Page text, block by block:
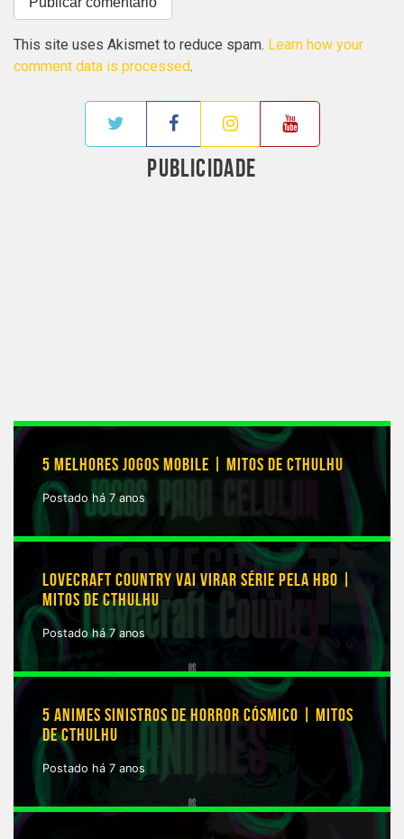
This site uses Akismet to reduce spam. Learn how your
comment data is processed.
PUBLICIDADE
5 MELHORES JOGOS MOBILE | MITOS DE CTHULHU
Postado há 7 anos
LOVECRAFT COUNTRY VAI VIRAR SÉRIE PELA HBO |
MITOS DE CTHULHU
Postado há 7 anos
5 ANIMES SINISTROS DE HORROR CÓSMICO | MITOS
DE CTHULHU
Postado há 7 anos